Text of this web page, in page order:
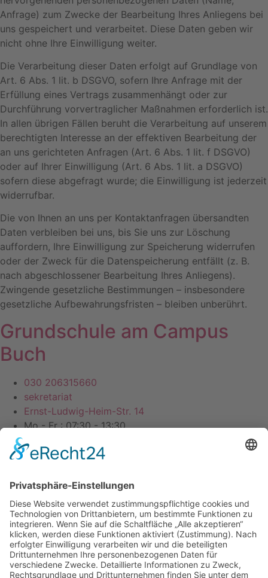
Anfrage) zum Zwecke der Bearbeitung Ihres Anliegens bei
uns gespeichert und verarbeitet. Diese Daten geben wir
nicht ohne Ihre Einwilligung weiter.
Die Verarbeitung dieser Daten erfolgt auf Grundlage von
Art. 6 Abs. 1 lit. b DSGVO, sofern Ihre Anfrage mit der
Erfüllung eines Vertrags zusammenhängt oder zur
Durchführung vorvertraglicher Maßnahmen erforderlich ist.
In allen übrigen Fällen beruht die Verarbeitung auf unserem
berechtigten Interesse an der effektiven Bearbeitung der
an uns gerichteten Anfragen (Art. 6 Abs. 1 lit. f DSGVO)
oder auf Ihrer Einwilligung (Art. 6 Abs. 1 lit. a DSGVO)
sofern diese abgefragt wurde; die Einwilligung ist jederzeit
widerrufbar.
Die von Ihnen an uns per Kontaktanfragen übersandten
Daten verbleiben bei uns, bis Sie uns zur Löschung
auffordern, Ihre Einwilligung zur Speicherung widerrufen
oder der Zweck für die Datenspeicherung entfällt (z. B.
nach abgeschlossener Bearbeitung Ihres Anliegens).
Zwingende gesetzliche Bestimmungen – insbesondere
gesetzliche Aufbewahrungsfristen – bleiben unberührt.
Grundschule am Campus
Buch
030 206315660
sekretariat
Ernst-Ludwig-Heim-Str. 14
Mo - Fr : 07:30 - 13:30
Impressum